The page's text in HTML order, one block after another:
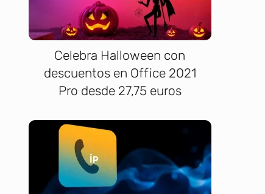
Celebra Halloween con
descuentos en Office 2021
Pro desde 27,75 euros